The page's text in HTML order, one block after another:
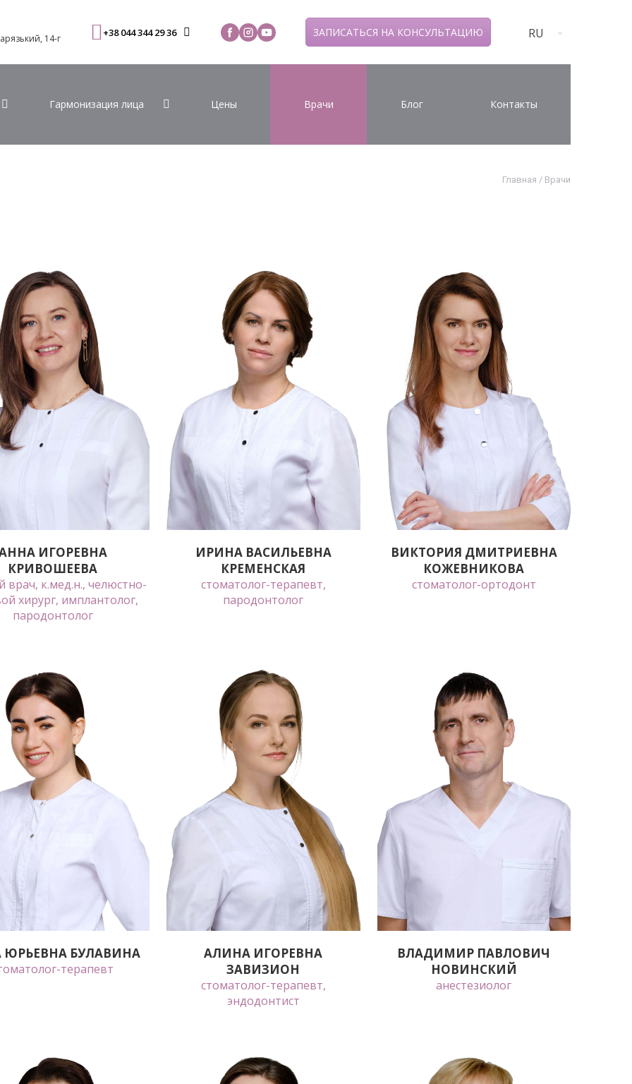
14-г
+38 044 344 29 36 ЗАПИСАТЬСЯ НА КОНСУЛЬТАЦИЮ RU
Гармонизация лица Цены Врачи Блог Контакты
Главная / Врачи
ИГОРЕВНА
КРИВОШЕЕВА
врач, к.мед.н., челюстно-
хирург, имплантолог,
пародонтолог
ИРИНА ВАСИЛЬЕВНА
КРЕМЕНСКАЯ
стоматолог-терапевт,
пародонтолог
ВИКТОРИЯ ДМИТРИЕВНА
КОЖЕВНИКОВА
стоматолог-ортодонт
ЮРЬЕВНА БУЛАВИНА
терапевт
АЛИНА ИГОРЕВНА
ЗАВИЗИОН
стоматолог-терапевт,
эндодонтист
ВЛАДИМИР ПАВЛОВИЧ
НОВИНСКИЙ
анестезиолог